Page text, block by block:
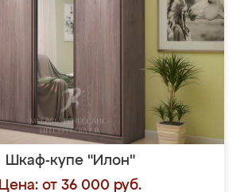
Шкаф-купе "Илон"
Цена: от 36 000 руб.